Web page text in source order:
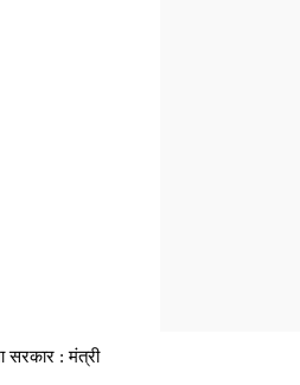
सरकार : मंत्री